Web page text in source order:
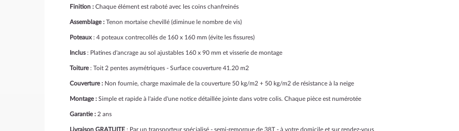
Finition : Chaque élément est raboté avec les coins chanfreinés
Assemblage : Tenon mortaise chevillé (diminue le nombre de vis)
Poteaux: 4 poteaux contrecollés de 160 x 160 mm (évite les fissures)
Inclus: Platines d'ancrage au sol ajustables 160 x 90 mm et visserie de montage
Toiture: Toit 2 pentes asymétriques - Surface couverture 41.20 m2
Couverture : Non fournie, charge maximale de la couverture 50 kg/m2 + 50 kg/m2 de résistance à la neige
Montage : Simple et rapide à l'aide d'une notice détaillée jointe dans votre colis. Chaque pièce est numérotée
Garantie : 2 ans
Livraison GRATUITE : Par un transporteur spécialisé - semi-remorque de 38T - à votre domicile et sur rendez-vous